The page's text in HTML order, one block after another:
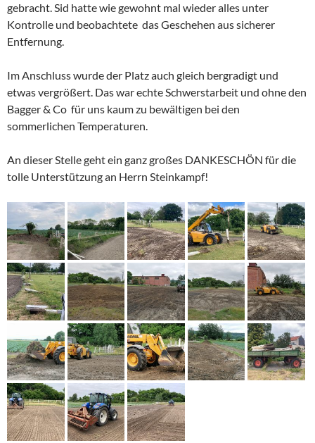
gebracht. Sid hatte wie gewohnt mal wieder alles unter
Kontrolle und beobachtete das Geschehen aus sicherer
Entfernung.
Im Anschluss wurde der Platz auch gleich bergradigt und
etwas vergrößert. Das war echte Schwerstarbeit und ohne den
Bagger & Co für uns kaum zu bewältigen bei den
sommerlichen Temperaturen.
An dieser Stelle geht ein ganz großes DANKESCHÖN für die
tolle Unterstützung an Herrn Steinkampf!